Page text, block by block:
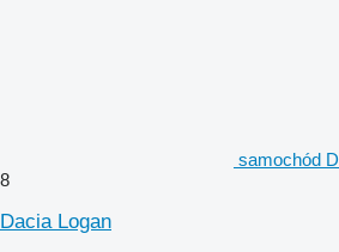
samochód
8
Dacia Logan